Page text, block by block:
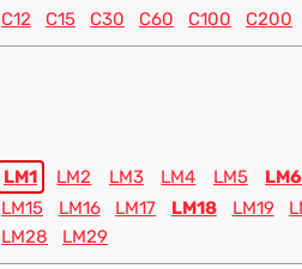
C12 C15 C30 C60 C100 C200
LM1 LM2 LM3 LM4 LM5 LM6
LM15
LM16 LM17 LM18 LM19
LM28
LM29